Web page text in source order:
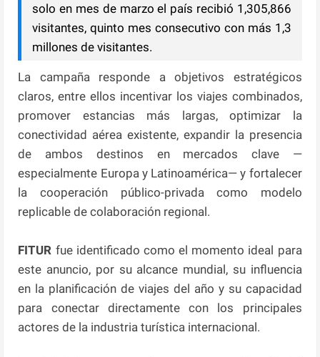
solo en mes de marzo el país recibió 1,305,866
visitantes, quinto mes consecutivo con más 1,3
millones de visitantes.
La campaña responde a objetivos estratégicos
claros, entre ellos incentivar los viajes combinados,
promover estancias más largas, optimizar la
conectividad aérea existente, expandir la presencia
de ambos destinos en mercados clave —
especialmente Europa y Latinoamérica— y fortalecer
la cooperación público-privada como modelo
replicable de colaboración regional.
FITUR fue identificado como el momento ideal para
este anuncio, por su alcance mundial, su influencia
en la planificación de viajes del año y su capacidad
para conectar directamente con los principales
actores de la industria turística internacional.